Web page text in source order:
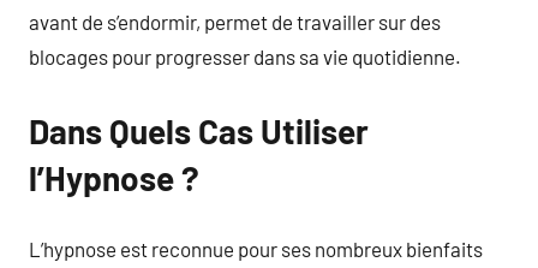
avant de s’endormir, permet de travailler sur des
blocages pour progresser dans sa vie quotidienne.
Dans Quels Cas Utiliser
l’Hypnose ?
L’hypnose est reconnue pour ses nombreux bienfaits